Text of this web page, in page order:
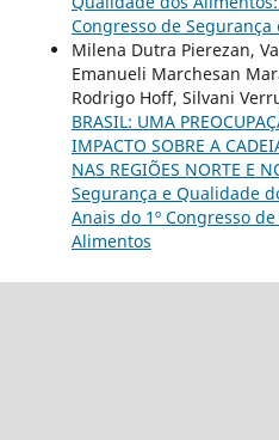
Congresso de
Milena Dutra Pierezan,
Emanueli Marchesan
Rodrigo Hoff, Silvani
BRASIL: UMA
IMPACTO SOBRE A
NAS REGIÕES NORTE E
Segurança e Qualidade
Anais do 1º Congresso
Alimentos